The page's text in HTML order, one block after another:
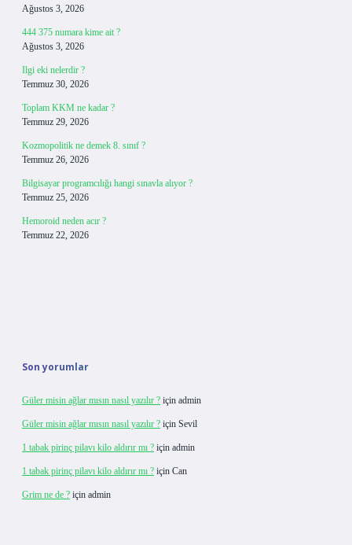
Ağustos 3, 2026
444 375 numara kime ait ?
Ağustos 3, 2026
Ilgi eki nelerdir ?
Temmuz 30, 2026
Toplam KKM ne kadar ?
Temmuz 29, 2026
Kozmopolitik ne demek 8. sınıf ?
Temmuz 26, 2026
Bilgisayar programcılığı hangi sınavla alıyor ?
Temmuz 25, 2026
Hemoroid neden acır ?
Temmuz 22, 2026
Son yorumlar
Güler misin ağlar mısın nasıl yazılır ? için admin
Güler misin ağlar mısın nasıl yazılır ? için Sevil
1 tabak pirinç pilavı kilo aldırır mı ? için admin
1 tabak pirinç pilavı kilo aldırır mı ? için Can
Grim ne de ? için admin